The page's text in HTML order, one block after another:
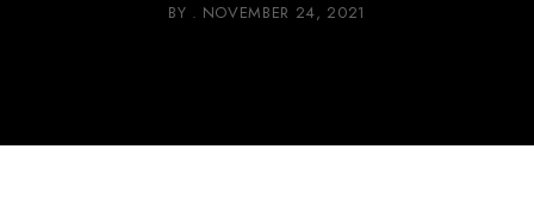
BY NOVEMBER 24, 2021